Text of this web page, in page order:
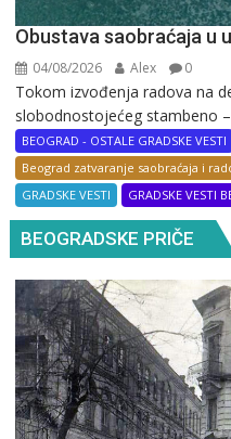
Obustava saobraćaja u
04/08/2026 Alex 0
Tokom izvođenja radova na
slobodnostojećeg stambeno
BEOGRAD - OSTALE GRADSKE VESTI
Beograd zatvaranje saobraćaja i
GRADSKE VESTI
GRADSKE VESTI
BEOGRADSKE PRIČE